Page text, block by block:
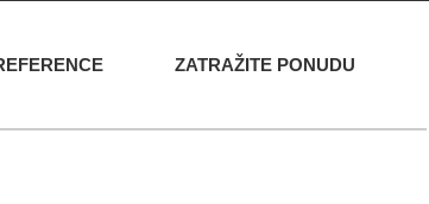
ZATRAŽITE PONUDU